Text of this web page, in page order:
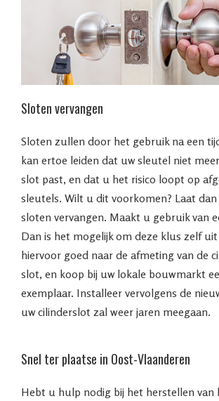
Sloten vervangen
Sloten zullen door het gebruik na een
kan ertoe leiden dat uw sleutel niet
slot past, en dat u het risico loopt op
sleutels. Wilt u dit voorkomen? Laat
sloten vervangen. Maakt u gebruik van
Dan is het mogelijk om deze klus zelf
hiervoor goed naar de afmeting van de
slot, en koop bij uw lokale bouwmarkt
exemplaar. Installeer vervolgens de
uw cilinderslot zal weer jaren meegaan.
Snel ter plaatse in Oost-Vlaanderen
Hebt u hulp nodig bij het herstellen van